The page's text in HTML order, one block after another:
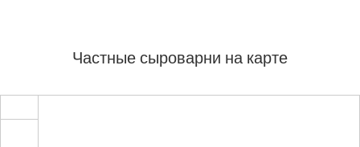
Частные сыроварни на карте